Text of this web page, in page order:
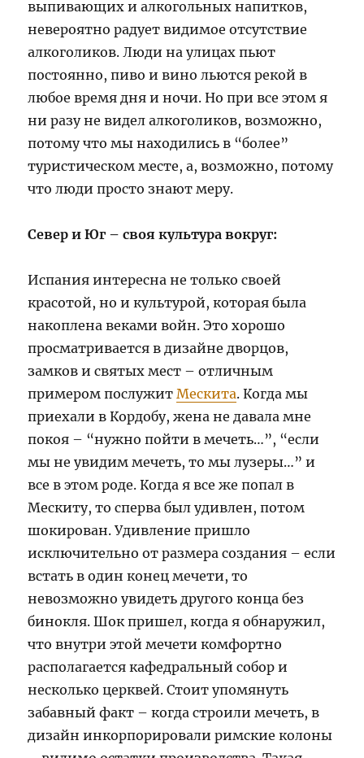
выпивающих и алкогольных напитков,
невероятно радует видимое отсутствие
алкоголиков. Люди на улицах пьют
постоянно, пиво и вино льются рекой в
любое время дня и ночи. Но при все этом я
ни разу не видел алкоголиков, возможно,
потому что мы находились в “более”
туристическом месте, а, возможно, потому
что люди просто знают меру.
Север и Юг – своя культура вокруг:
Испания интересна не только своей
красотой, но и культурой, которая была
накоплена веками войн. Это хорошо
просматривается в дизайне дворцов,
замков и святых мест – отличным
примером послужитМескита. Когда мы
приехали в Кордобу, жена не давала мне
покоя – “нужно пойти в мечеть…”, “если
мы не увидим мечеть, то мы лузеры…” и
все в этом роде. Когда я все же попал в
Мескиту, то сперва был удивлен, потом
шокирован. Удивление пришло
исключительно от размера создания – если
встать в один конец мечети, то
невозможно увидеть другого конца без
бинокля. Шок пришел, когда я обнаружил,
что внутри этой мечети комфортно
располагается кафедральный собор и
несколько церквей. Стоит упомянуть
забавный факт – когда строили мечеть, в
дизайн инкорпорировали римские колоны